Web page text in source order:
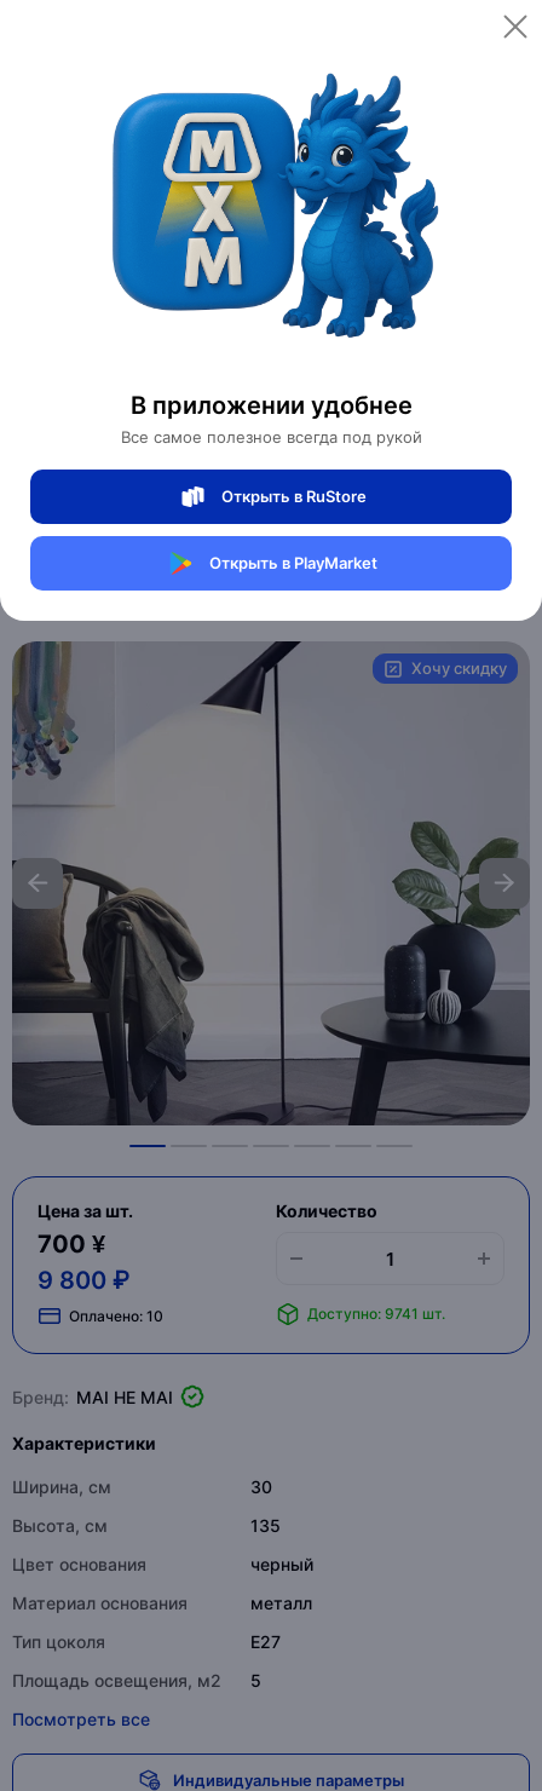
В приложении удобнее
Все самое полезное всегда под рукой
Открыть в RuStore
Открыть в PlayMarket
Открыть
Категории
Мебель для дома и офиса
Освещение для дома
Дизайнерские торшеры
Торшер, черный, Morden 30*135, LED,
0 отзывов
Магазин Weller Store
Хочу скидку
Цена за шт.
700 ¥
9 800 ₽
Оплачено: 10
Количество
Доступно: 9741 шт.
Бренд: MAI HE MAI
Характеристики
Ширина, см
30
Высота, см
135
Цвет основания
черный
Материал основания
металл
Тип цоколя
E27
Площадь освещения, м2
5
Посмотреть все
Индивидуальные параметры